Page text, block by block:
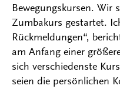
Bewegungskursen. Wir
Zumbakurs gestartet.
Rückmeldungen“,
am Anfang einer
sich verschiedenste
seien die persönlichen